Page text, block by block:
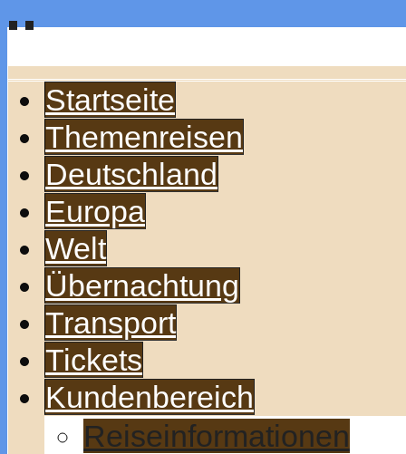
Startseite
Themenreisen
Deutschland
Europa
Welt
Übernachtung
Transport
Tickets
Kundenbereich
Reiseinformationen